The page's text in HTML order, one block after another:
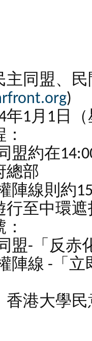
主同盟、
)
年1月1日
約在
總部
線則約
行至中環
-「反赤
線 -「立
香港大學